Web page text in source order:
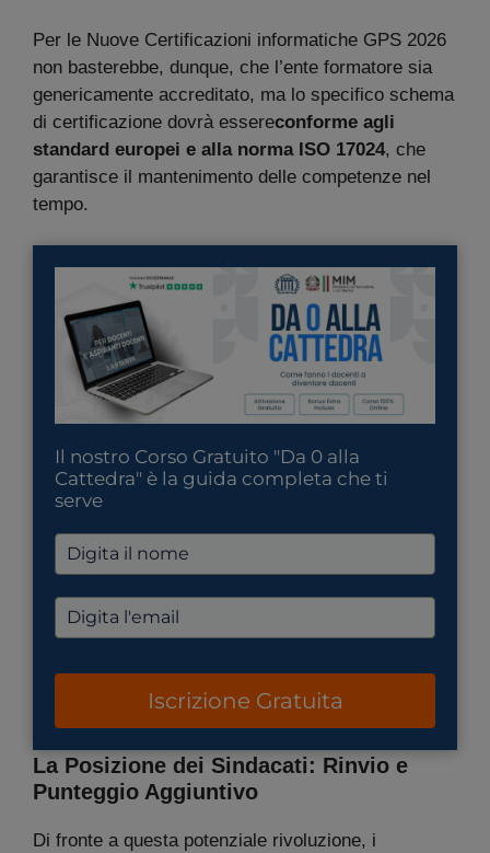
Per le Nuove Certificazioni informatiche GPS 2026
non basterebbe, dunque, che l’ente formatore sia
genericamente accreditato, ma lo specifico schema
di certificazione dovrà essereconforme agli
standard europei e alla norma ISO 17024, che
garantisce il mantenimento delle competenze nel
tempo.
Il nostro Corso Gratuito "Da 0 alla
Cattedra" è la guida completa che ti
serve
Iscrizione Gratuita
La Posizione dei Sindacati: Rinvio e
Punteggio Aggiuntivo
Di fronte a questa potenziale rivoluzione, i